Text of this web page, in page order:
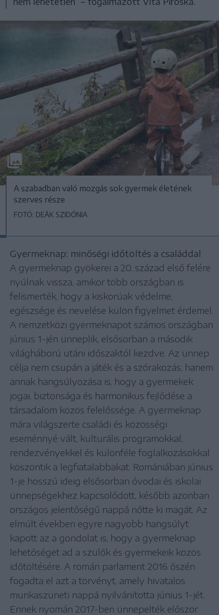
A szabadban való mozgás sok gyermek életének
szerves része
FOTÓ: DEÁK SZIDÓNIA
Gyermeknap: minőségi időtöltés a családdal
A gyermeknap gyökerei a 20. század első felére
nyúlnak vissza, amikor több országban is
felismerték, hogy a kiskorúak védelme,
egészsége és nevelése külön figyelmet érdemel.
A nemzetközi gyermeknapot számos országban
június 1-jén ünneplik, elsősorban a második
világháború utáni időszaktól kezdve. Az ünnep
célja nem csupán a játék és a szórakozás, hanem
annak hangsúlyozása is, hogy a gyermekek
jogai, biztonsága és harmonikus fejlődése a
társadalom közös felelőssége. A gyermeknap
mára világszerte családi és közösségi
eseménnyé vált, kulturális programokkal,
rendezvényekkel és különféle foglalkozásokkal
köszöntik a legfiatalabbakat. Romániában június
1-je hosszú ideig elsősorban óvodai és iskolai
ünnepségekhez kapcsolódott, később azonban
országos jelentőségű nappá nőtte ki magát. Az
elmúlt években egyre nagyobb hangsúlyt
kapott az a gondolat is, hogy a gyermeknap
lehetőséget ad a szülők és gyermekeik közös
időtöltésére. A román parlament 2016 őszén
fogadta el azt a törvényt, amely hivatalos
munkaszüneti nappá nyilvánította június 1-jét.
Ennek nyomán 2017-ben ünnepelték először